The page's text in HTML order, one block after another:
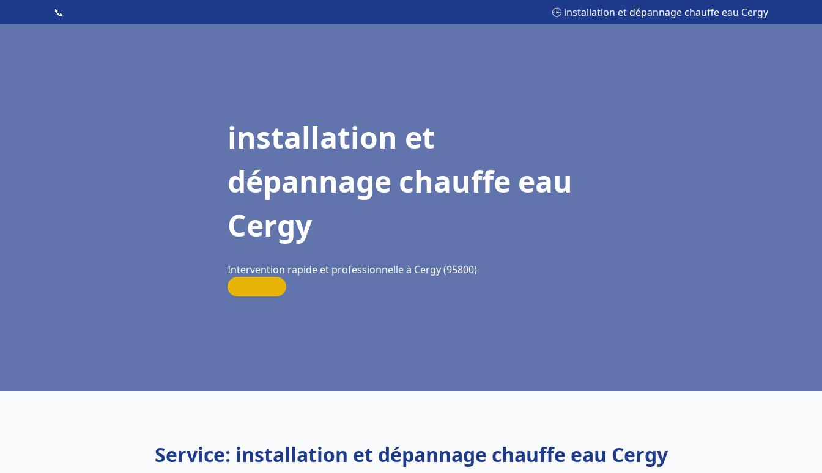
📞 🕒 installation et dépannage chauffe eau Cergy
installation et
dépannage chauffe eau
Cergy
Intervention rapide et professionnelle à Cergy (95800)
Service: installation et dépannage chauffe eau Cergy